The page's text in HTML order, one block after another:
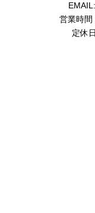
EMAIL:
営業時
定休